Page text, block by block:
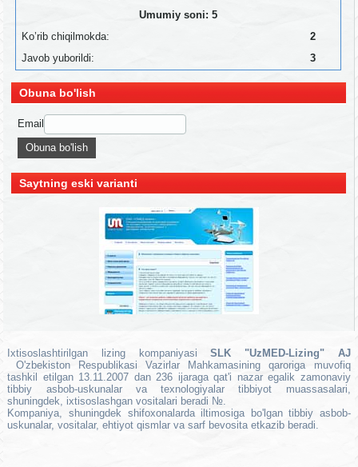
Umumiy soni: 5
Ko’rib chiqilmokda:
2
Javob yuborildi:
3
Obuna bo'lish
Email
Saytning eski varianti
Ixtisoslashtirilgan lizing kompaniyasi SLK "UzMED-Lizing" AJ
O'zbekiston Respublikasi Vazirlar Mahkamasining
qaroriga muvofiq
tashkil etilgan 13.11.2007 dan 236 ijaraga qat'i nazar egalik zamonaviy
tibbiy
asbob-uskunalar va texnologiyalar
tibbiyot muassasalari,
shuningdek,
ixtisoslashgan vositalari beradi №
Kompaniya, shuningdek shifoxonalarda iltimosiga bo'lgan tibbiy asbob-
uskunalar,vositalar, ehtiyot qismlarva sarf bevosita etkazib beradi